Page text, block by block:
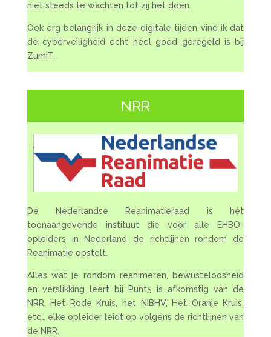
niet steeds te wachten tot zij het doen.
Ook erg belangrijk in deze digitale tijden vind ik dat
de cyberveiligheid echt heel goed geregeld is bij
ZumIT.
NRR
De Nederlandse Reanimatieraad is hét
toonaangevende instituut die voor alle EHBO-
opleiders in Nederland de richtlijnen rondom de
Reanimatie opstelt.
Alles wat je rondom reanimeren, bewusteloosheid
en verslikking leert bij Punt5 is afkomstig van de
NRR. Het Rode Kruis, het NIBHV, Het Oranje Kruis,
etc… elke opleider leidt op volgens de richtlijnen van
de NRR.